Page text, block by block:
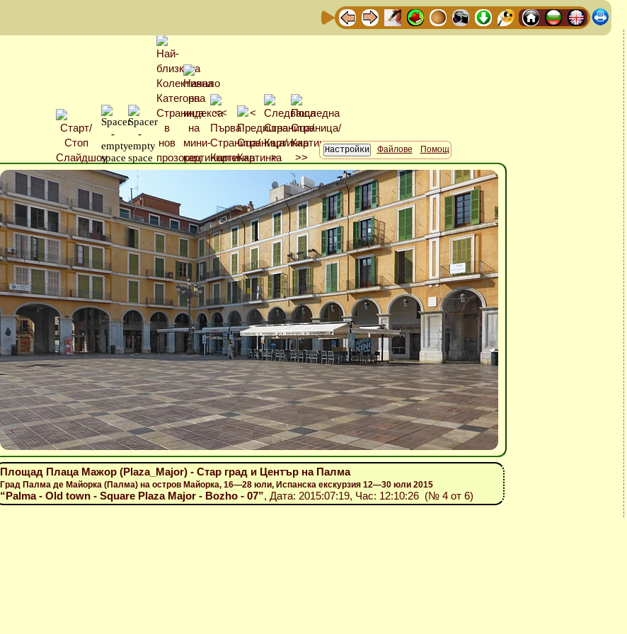
Файлове Помощ
Площад Плаца Мажор (Plaza_Major) - Стар град и Център на Палма
Град Палма де Майорка (Палма) на остров Майорка, 16—28 юли, Испанска екскурзия 12—30 юли 2015
“Palma - Old town - Square Plaza Major - Bozho - 07”, Дата: 2015:07:19, Час: 12:10:26 (№ 4 от 6)